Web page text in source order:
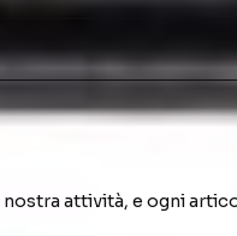
nostra attività, e ogni